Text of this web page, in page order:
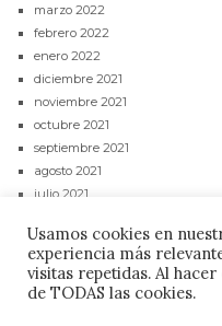
marzo 2022
febrero 2022
enero 2022
diciembre 2021
noviembre 2021
octubre 2021
septiembre 2021
agosto 2021
julio 2021
mayo 2021
abril 2021
Usamos cookies en
experiencia más
visitas repetidas. Al
de TODAS las cookies.